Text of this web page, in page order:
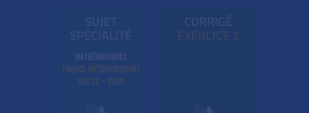
SUJET
SPÉCIALITÉ
MATHÉMATIQUES
FRANCE MÉTROPOLITAINE
BAC ES - 2019
CORRIGÉ
EXERCICE 2